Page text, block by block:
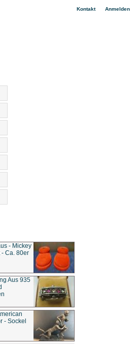
Kontakt| Anmelden
- Mickey
- Ca. 80er
Aus 935
- Sockel